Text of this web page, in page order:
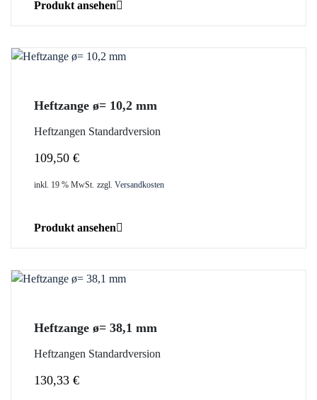
Produkt ansehen
Heftzange ø= 10,2 mm
Heftzangen Standardversion
109,50 €
inkl. 19 % MwSt. zzgl. Versandkosten
Produkt ansehen
Heftzange ø= 38,1 mm
Heftzangen Standardversion
130,33 €